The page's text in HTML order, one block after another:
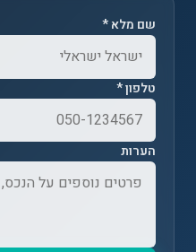
שם מלא *
טלפון *
הערות